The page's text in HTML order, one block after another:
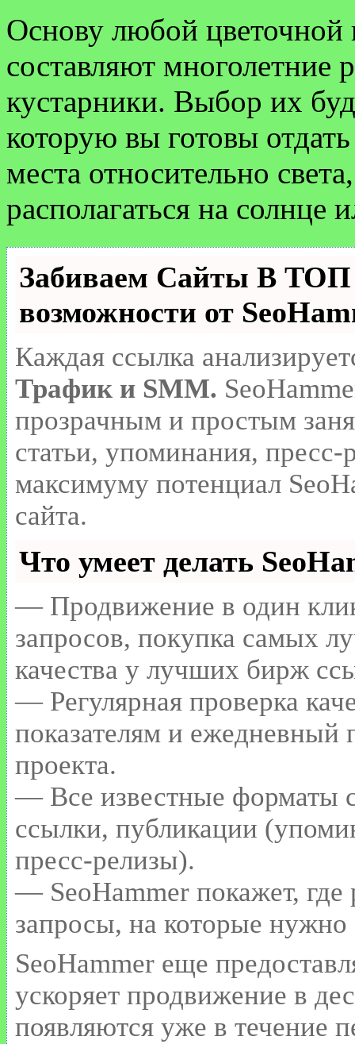
Основу любой
составляют многолетние
кустарники. Выбор их
которую вы готовы
места относительно
располагаться на солнце
Забиваем Сайты В
возможности от
Каждая ссылка
Трафик и SMM.
прозрачным и простым
статьи, упоминания,
максимуму потенциал
сайта.
Что умеет делать
— Продвижение в один
запросов, покупка самых
качества у лучших бирж
— Регулярная проверка
показателям и ежедневный
проекта.
— Все известные форматы
ссылки, публикации
пресс-релизы).
— SeoHammer покажет, где
запросы, на которые нужно
SeoHammer еще
ускоряет продвижение в
появляются уже в течение